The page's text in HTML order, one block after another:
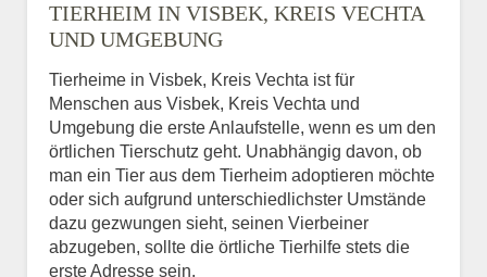
TIERHEIM IN VISBEK, KREIS VECHTA
UND UMGEBUNG
Tierheime in Visbek, Kreis Vechta ist für
Menschen aus Visbek, Kreis Vechta und
Umgebung die erste Anlaufstelle, wenn es um den
örtlichen Tierschutz geht. Unabhängig davon, ob
man ein Tier aus dem Tierheim adoptieren möchte
oder sich aufgrund unterschiedlichster Umstände
dazu gezwungen sieht, seinen Vierbeiner
abzugeben, sollte die örtliche Tierhilfe stets die
erste Adresse sein.